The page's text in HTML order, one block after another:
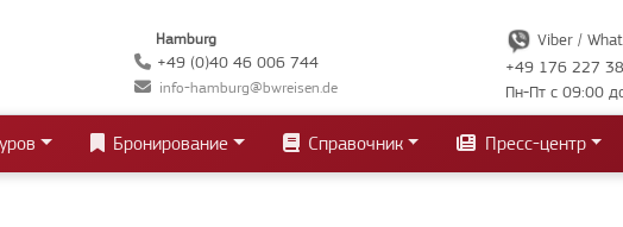
Hamburg
+49 (0)40 46 006 744
info-hamburg@bwreisen.de
Viber /
+49 176 227
Пн-Пт с 09:00
Бронирование Справочник Пресс-центр